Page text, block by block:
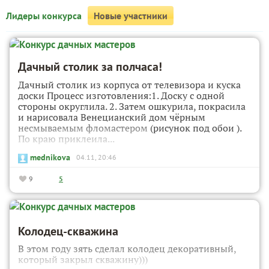
Лидеры конкурса Новые участники
Дачный столик за полчаса!
Дачный столик из корпуса от телевизора и куска
доски Процесс изготовления:1. Доску с одной
стороны округлила. 2. Затем ошкурила, покрасила
и нарисовала Венецианский дом чёрным
несмываемым фломастером (рисунок под обои ).
По краю приклеила...
mednikova 04.11, 20:46
9 5
Колодец-скважина
В этом году зять сделал колодец декоративный,
который закрыл скважину)))